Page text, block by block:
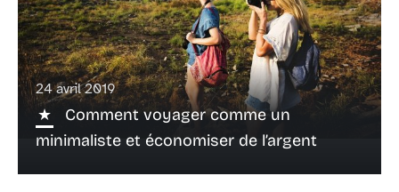
24 avril 2019
Comment voyager comme un
minimaliste et économiser de l’argent